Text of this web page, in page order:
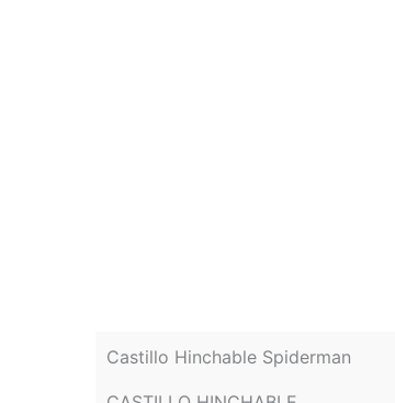
Castillo Hinchable Spiderman